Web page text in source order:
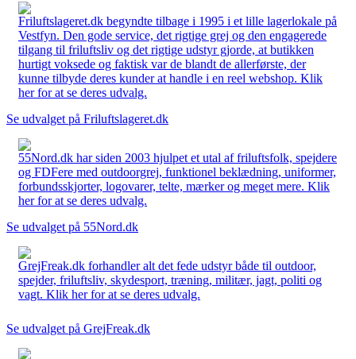
Friluftslageret.dk begyndte tilbage i 1995 i et lille lagerlokale på
Vestfyn. Den gode service, det rigtige grej og den engagerede
tilgang til friluftsliv og det rigtige udstyr gjorde, at butikken
hurtigt voksede og faktisk var de blandt de allerførste, der
kunne tilbyde deres kunder at handle i en reel webshop. Klik
her for at se deres udvalg.
Se udvalget på Friluftslageret.dk
55Nord.dk har siden 2003 hjulpet et utal af friluftsfolk, spejdere
og FDFere med outdoorgrej, funktionel beklædning, uniformer,
forbundsskjorter, logovarer, telte, mærker og meget mere. Klik
her for at se deres udvalg.
Se udvalget på 55Nord.dk
GrejFreak.dk forhandler alt det fede udstyr både til outdoor,
spejder, friluftsliv, skydesport, træning, militær, jagt, politi og
vagt. Klik her for at se deres udvalg.
Se udvalget på GrejFreak.dk